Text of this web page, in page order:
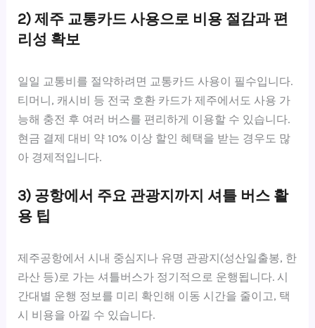
2) 제주 교통카드 사용으로 비용 절감과 편
리성 확보
일일 교통비를 절약하려면 교통카드 사용이 필수입니다.
티머니, 캐시비 등 전국 호환 카드가 제주에서도 사용 가
능해 충전 후 여러 버스를 편리하게 이용할 수 있습니다.
현금 결제 대비 약 10% 이상 할인 혜택을 받는 경우도 많
아 경제적입니다.
3) 공항에서 주요 관광지까지 셔틀 버스 활
용 팁
제주공항에서 시내 중심지나 유명 관광지(성산일출봉, 한
라산 등)로 가는 셔틀버스가 정기적으로 운행됩니다. 시
간대별 운행 정보를 미리 확인해 이동 시간을 줄이고, 택
시 비용을 아낄 수 있습니다.